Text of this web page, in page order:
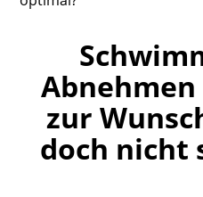
Abnehmen
zur
doch nicht